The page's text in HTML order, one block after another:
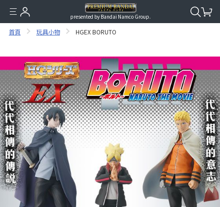
presented by Bandai Namco Group.
首頁 玩具小物 HGEX BORUTO